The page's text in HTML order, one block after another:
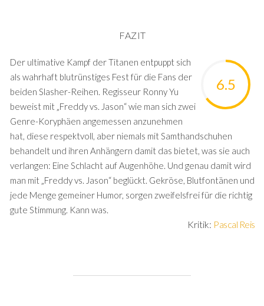
FAZIT
6.5
Der ultimative Kampf der Titanen entpuppt sich
als wahrhaft blutrünstiges Fest für die Fans der
beiden Slasher-Reihen. Regisseur Ronny Yu
beweist mit „Freddy vs. Jason“ wie man sich zwei
Genre-Koryphäen angemessen anzunehmen
hat, diese respektvoll, aber niemals mit Samthandschuhen
behandelt und ihren Anhängern damit das bietet, was sie auch
verlangen: Eine Schlacht auf Augenhöhe. Und genau damit wird
man mit „Freddy vs. Jason“ beglückt. Gekröse, Blutfontänen und
jede Menge gemeiner Humor, sorgen zweifelsfrei für die richtig
gute Stimmung. Kann was.
Kritik: Pascal Reis